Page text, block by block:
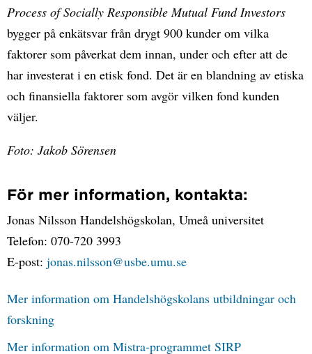
Process of Socially Responsible Mutual Fund Investors
bygger på enkätsvar från drygt 900 kunder om vilka
faktorer som påverkat dem innan, under och efter att de
har investerat i en etisk fond. Det är en blandning av etiska
och finansiella faktorer som avgör vilken fond kunden
väljer.
Foto: Jakob Sörensen
För mer information, kontakta:
Jonas Nilsson Handelshögskolan, Umeå universitet
Telefon: 070-720 3993
E-post: jonas.nilsson@usbe.umu.se
Mer information om Handelshögskolans utbildningar och
forskning
Mer information om Mistra-programmet SIRP